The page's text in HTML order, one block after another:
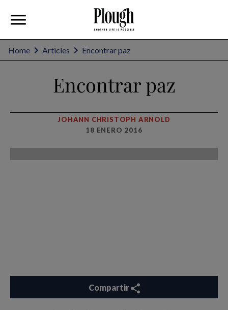
Home Articles Encontrar paz
Encontrar paz
JOHANN CHRISTOPH ARNOLD
18 ENERO 2016
Compartir